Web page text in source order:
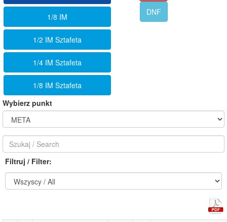
1/8 IM
1/2 IM Sztafeta
1/4 IM Sztafeta
1/8 IM Sztafeta
DNF
Wybierz punkt
Filtruj / Filter: